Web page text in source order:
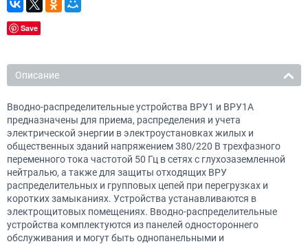
Save
Описание
Вводно-распределительные устройства ВРУ1 и ВРУ1А
предназначены для приема, распределения и учета
электрической энергии в электроустановках жилых и
общественных зданий напряжением 380/220 В трехфазного
переменного тока частотой 50 Гц в сетях с глухозаземленной
нейтралью, а также для защиты отходящих ВРУ
распределительных и групповых цепей при перегрузках и
коротких замыканиях. Устройства устанавливаются в
электрощитовых помещениях. Вводно-распределительные
устройства комплектуются из панелей одностороннего
обслуживания и могут быть однопанельными и